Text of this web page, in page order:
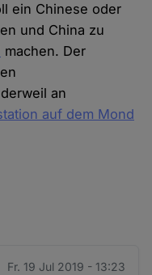
ein Chinese oder
und China zu
machen. Der
an
auf dem Mond
Fr. 19 Jul 2019 - 13:23